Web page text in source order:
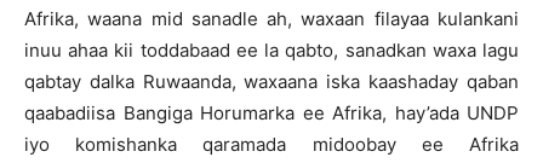
Afrika, waana mid sanadle ah, waxaan filayaa kulankani
inuu ahaa kii toddabaad ee la qabto, sanadkan waxa lagu
qabtay dalka Ruwaanda, waxaana iska kaashaday qaban
qaabadiisa Bangiga Horumarka ee Afrika, hay’ada UNDP
iyo komishanka qaramada midoobay ee Afrika